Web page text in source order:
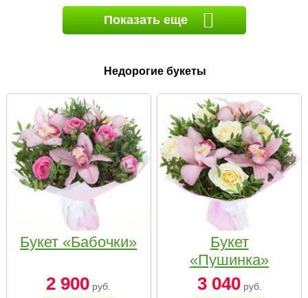
Показать еще
Недорогие букеты
Букет «Бабочки»
2 900 руб.
Букет
«Пушинка»
3 040руб.